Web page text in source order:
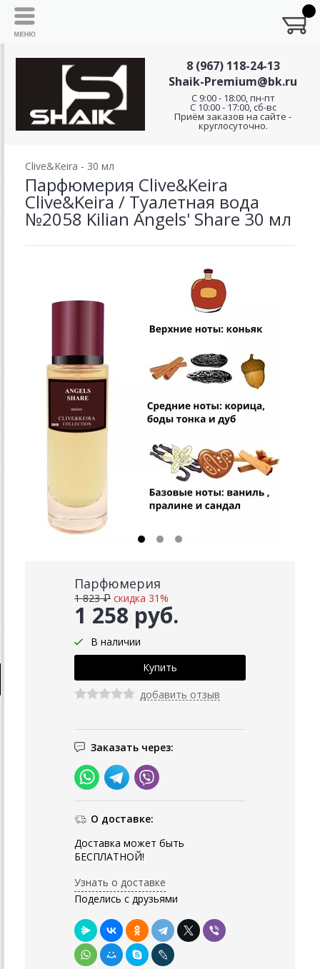
8 (967) 118-24-13
Shaik-Premium@bk.ru
C 9:00 - 18:00, пн-пт
С 10:00 - 17:00, сб-вс
Приём заказов на сайте -
круглосуточно.
Clive&Keira - 30 мл
Парфюмерия Clive&Keira
Clive&Keira / Туалетная вода
№2058 Kilian Angels' Share 30 мл
Парфюмерия
1 258 руб.
1 823 ₽ скидка 31%
В наличии
добавить отзыв
Заказать через:
О доставке:
Доставка может быть
БЕСПЛАТНОЙ!
Узнать о доставке
Поделись с друзьями